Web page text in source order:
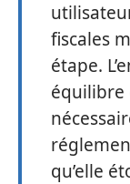
fiscales
étape.
équilibre
qu’elle